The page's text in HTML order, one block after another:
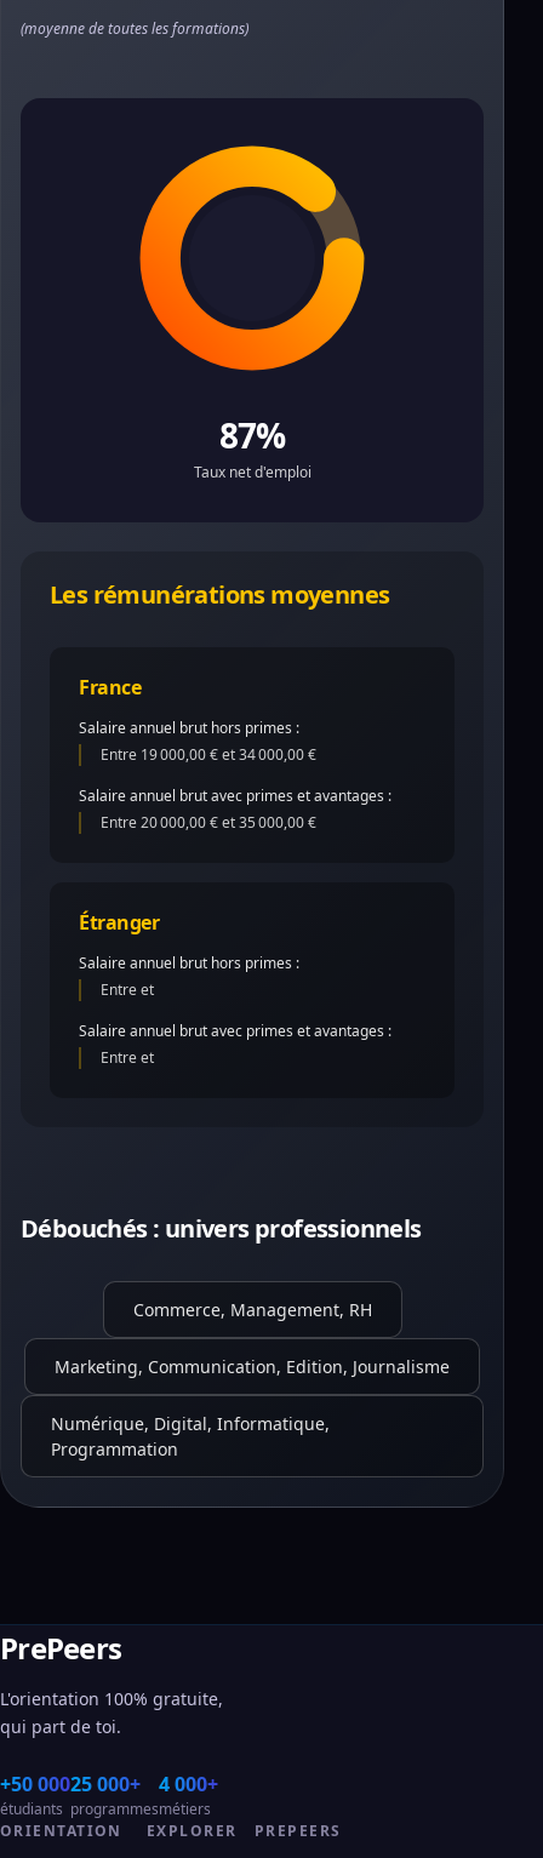
(moyenne de toutes les formations)
87%
Taux net d'emploi
Les rémunérations moyennes
France
Salaire annuel brut hors primes :
Entre 19 000,00 € et 34 000,00 €
Salaire annuel brut avec primes et avantages :
Entre 20 000,00 € et 35 000,00 €
Étranger
Salaire annuel brut hors primes :
Entre et
Salaire annuel brut avec primes et avantages :
Entre et
Débouchés : univers professionnels
Commerce, Management, RH
Marketing, Communication, Edition, Journalisme
Numérique, Digital, Informatique,
Programmation
PrePeers
L'orientation 100% gratuite,
qui part de toi.
+50 000
étudiants
25 000+
programmes
4 000+
métiers
ORIENTATION
EXPLORER PREPEERS